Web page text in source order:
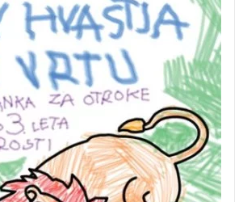
od 2. do 3. leta starosti.